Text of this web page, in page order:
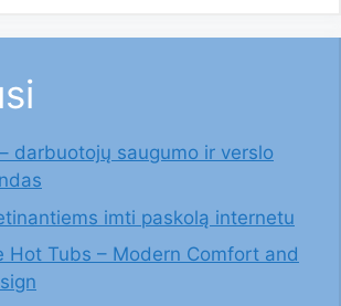
darbuotojų saugumo ir verslo
imti paskolą internetu
Hot Tubs – Modern Comfort and